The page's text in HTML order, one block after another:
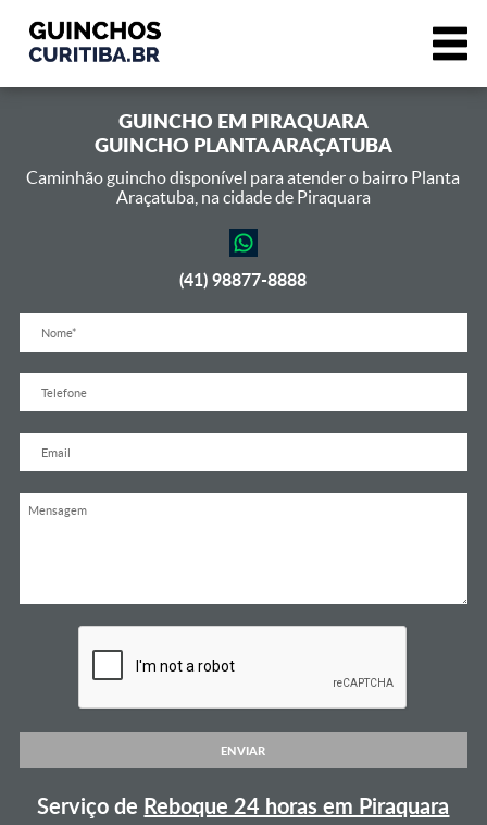
GUINCHO EM PIRAQUARA
GUINCHO PLANTA ARAÇATUBA
Caminhão guincho disponível para atender o bairro Planta
Araçatuba, na cidade de Piraquara
(41) 98877-8888
ENVIAR
Serviço de Reboque 24 horas em Piraquara